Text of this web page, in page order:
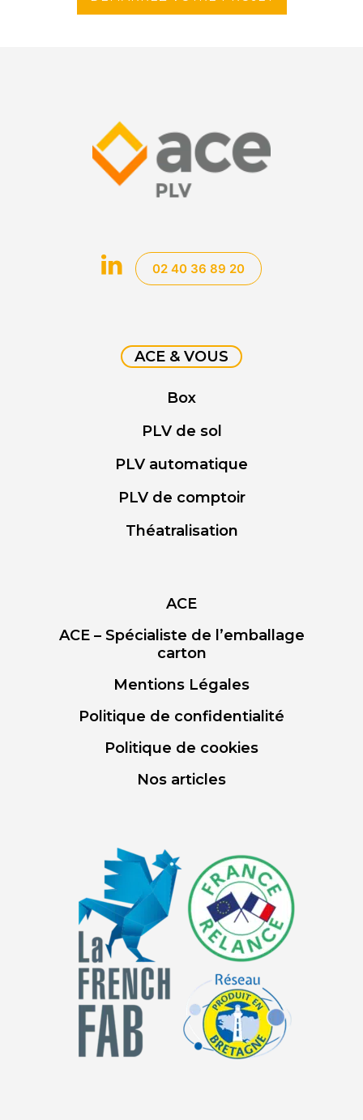
02 40 36 89 20
ACE & VOUS
Box
PLV de sol
PLV automatique
PLV de comptoir
Théatralisation
ACE
ACE – Spécialiste de l’emballage
carton
Mentions Légales
Politique de confidentialité
Politique de cookies
Nos articles